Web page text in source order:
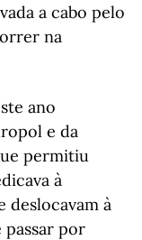
a cabo pelo
na
ano
e da
permitiu
à
deslocavam à
passar por